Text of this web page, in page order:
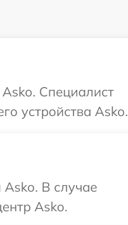
Специалист
устройства Asko.
В случае
Asko.